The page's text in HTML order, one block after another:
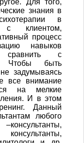
Для того,
знания в
в
с клиентом,
процесс
навыков
сравнить с
Чтобы быть
задумываясь
все внимание
на мелкие
И в этом
Данный
любого